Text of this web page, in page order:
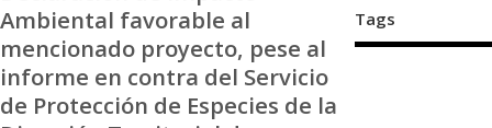
Ambiental favorable al
mencionado proyecto, pese al
informe en contra del Servicio
de Protección de Especies de la
Tags